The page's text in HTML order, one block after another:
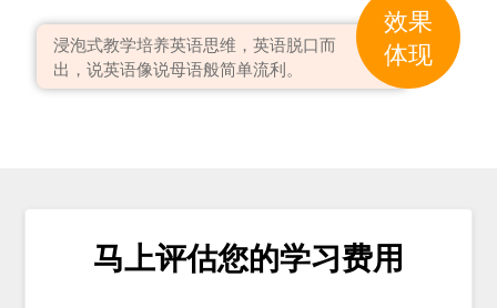
效果
体现
浸泡式教学培养英语思维，英语脱口而
出，说英语像说母语般简单流利。
马上评估您的学习费用